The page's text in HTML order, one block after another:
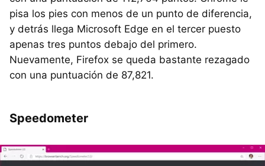
pisa los pies con menos de un punto de diferencia,
y detrás llega Microsoft Edge en el tercer puesto
apenas tres puntos debajo del primero.
Nuevamente, Firefox se queda bastante rezagado
con una puntuación de 87,821.
Speedometer